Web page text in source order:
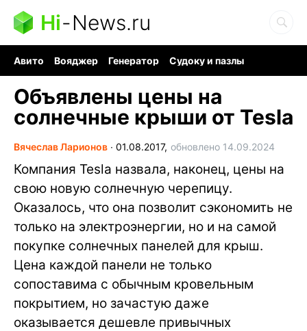
Hi-News.ru
Авито Вояджер Генератор
Судоку и пазлы
Объявлены цены на
солнечные крыши от Tesla
Вячеслав Ларионов ∙ 01.08.2017, обновлено 14.09.2024
Компания Tesla назвала, наконец, цены на
свою новую солнечную черепицу.
Оказалось, что она позволит сэкономить не
только на электроэнергии, но и на самой
покупке солнечных панелей для крыш.
Цена каждой панели не только
сопоставима с обычным кровельным
покрытием, но зачастую даже
оказывается дешевле привычных